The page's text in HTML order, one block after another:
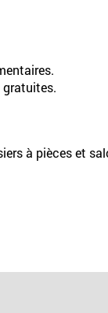
gratuites.
à pièces et